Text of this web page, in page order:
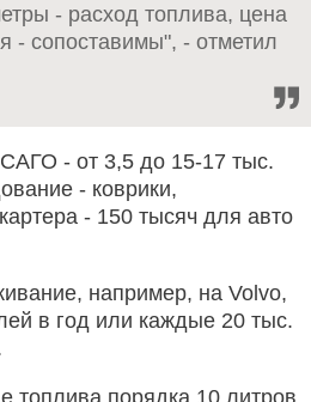
- расход топлива, цена
- сопоставимы", - отметил
- от 3,5 до 15-17 тыс.
- коврики,
- 150 тысяч для авто
например, на Volvo,
в год или каждые 20 тыс.
топлива порядка 10 литров